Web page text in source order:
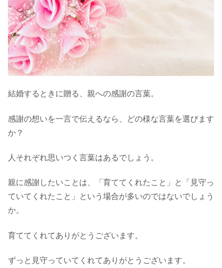
結婚するときに贈る、親への感謝の言葉。
感謝の想いを一言で伝えるなら、どの様な言葉を選びます
か？
人それぞれ思いつく言葉はあるでしょう。
親に感謝したいことは、「育ててくれたこと」と「見守っ
ていてくれたこと」という場合が多いのではないでしょう
か。
育ててくれてありがとうございます。
ずっと見守っていてくれてありがとうございます。